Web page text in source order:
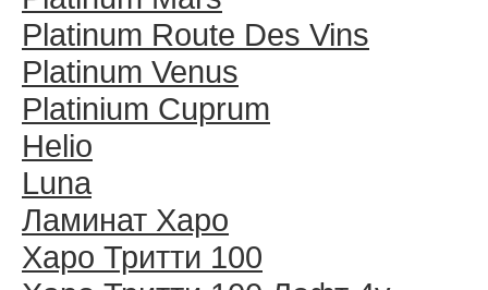
Platinum Route Des Vins
Platinum Venus
Platinium Cuprum
Helio
Luna
Ламинат Харо
Харо Тритти 100